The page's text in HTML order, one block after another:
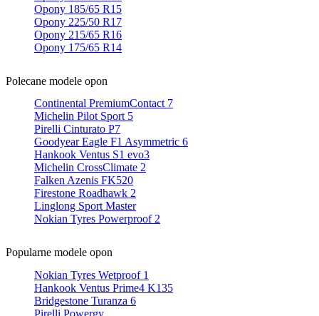
Opony 185/65 R15
Opony 225/50 R17
Opony 215/65 R16
Opony 175/65 R14
Polecane modele opon
Continental PremiumContact 7
Michelin Pilot Sport 5
Pirelli Cinturato P7
Goodyear Eagle F1 Asymmetric 6
Hankook Ventus S1 evo3
Michelin CrossClimate 2
Falken Azenis FK520
Firestone Roadhawk 2
Linglong Sport Master
Nokian Tyres Powerproof 2
Popularne modele opon
Nokian Tyres Wetproof 1
Hankook Ventus Prime4 K135
Bridgestone Turanza 6
Pirelli Powergy